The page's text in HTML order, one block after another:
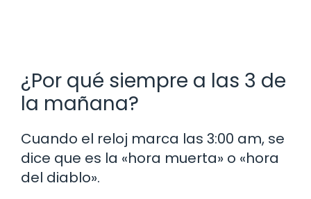
¿Por qué siempre a las 3 de
la mañana?
Cuando el reloj marca las 3:00 am, se
dice que es la «hora muerta» o «hora
del diablo».